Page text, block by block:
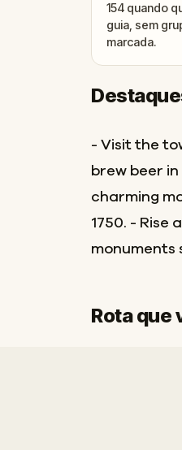
154 quando
guia, sem
marcada.
- Visit the
brew beer in
charming
1750. - Rise
monuments
Rota que